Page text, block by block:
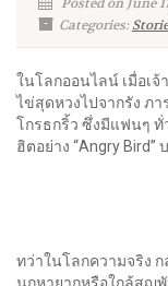
Categories:
ในโลกออนไลน์ เมื่อเ
ไข่สุดหวงไปจากรัง ภ
โกรธกริ้ว ซึ่งมีแฟนๆ
ฮิตอย่าง “Angry
ทว่าในโลกความจริง